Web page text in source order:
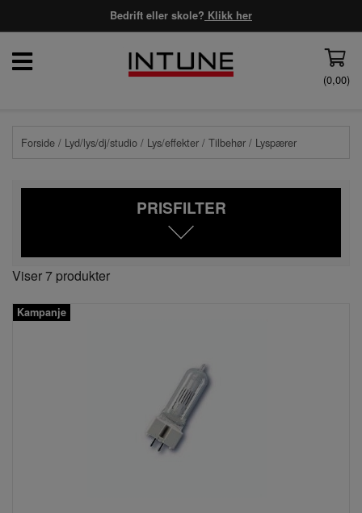
Bedrift eller skole? Klikk her
(0,00)
Forside / Lyd/lys/dj/studio / Lys/effekter / Tilbehør / Lyspærer
PRISFILTER
Viser 7 produkter
Kampanje